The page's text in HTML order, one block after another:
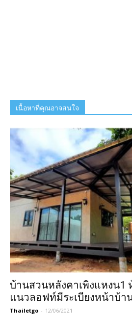
เนื้อหาที่คุณอาจสนใจ
บ้านสวนหลังคาเพิงแหงน1
แนวลอฟท์มีระเบียงหน้าบ้า
Thailetgo - 12/06/2021